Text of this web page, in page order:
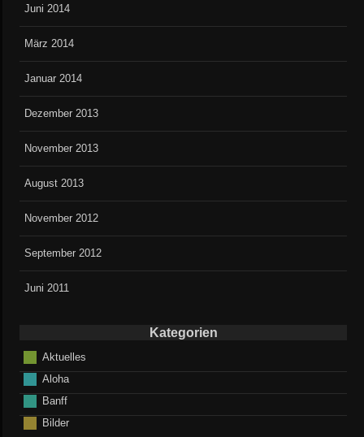
Juni 2014
März 2014
Januar 2014
Dezember 2013
November 2013
August 2013
November 2012
September 2012
Juni 2011
Kategorien
Aktuelles
Aloha
Banff
Bilder